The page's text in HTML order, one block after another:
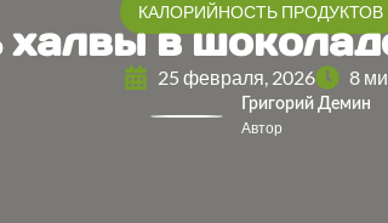
КАЛОРИЙНОСТЬ ПРОДУКТОВ
халвы в
25 февраля, 2026 8
Григорий Демин
Автор